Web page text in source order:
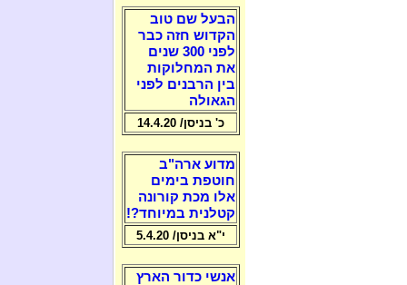
הבעל שם טוב
הקדוש חזה כבר
לפני 300 שנים
את המחלוקות
בין הרבנים לפני
הגאולה
כ' בניסן/ 14.4.20
מדוע ארה"ב
חוטפת בימים
אלו מכת קורונה
קטלנית במיוחד?!
י"א בניסן/ 5.4.20
אנשי כדור הארץ